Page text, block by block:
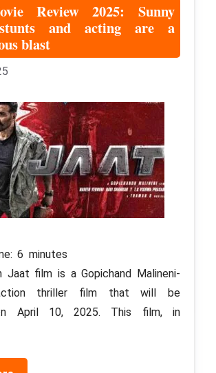
Review 2025: Sunny
and acting are a
blast
6 minutes
Jaat film is a Gopichand Malineni-
thriller film that will be
April 10, 2025. This film, in